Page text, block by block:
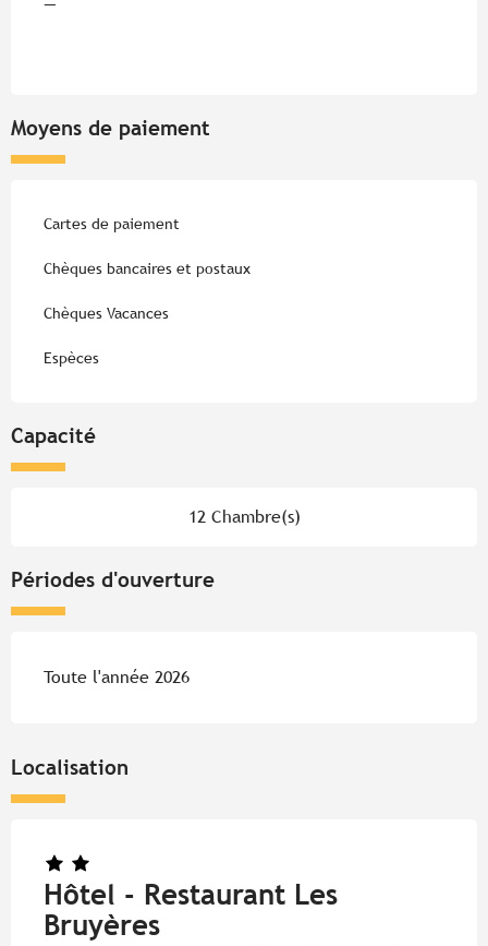
Moyens de paiement
Cartes de paiement
Chèques bancaires et postaux
Chèques Vacances
Espèces
Capacité
12 Chambre(s)
Périodes d'ouverture
Toute l'année 2026
Localisation
Hôtel - Restaurant Les
Bruyères